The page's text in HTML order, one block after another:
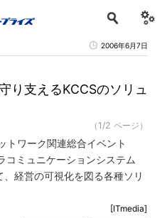
2006年6月7日
り支えるKCCSのソリュ
（1/2 ページ）
トワーク関連総合イベント
コミュニケーションシステム
、経営の可視化を図る各種ソリ
[ITmedia]